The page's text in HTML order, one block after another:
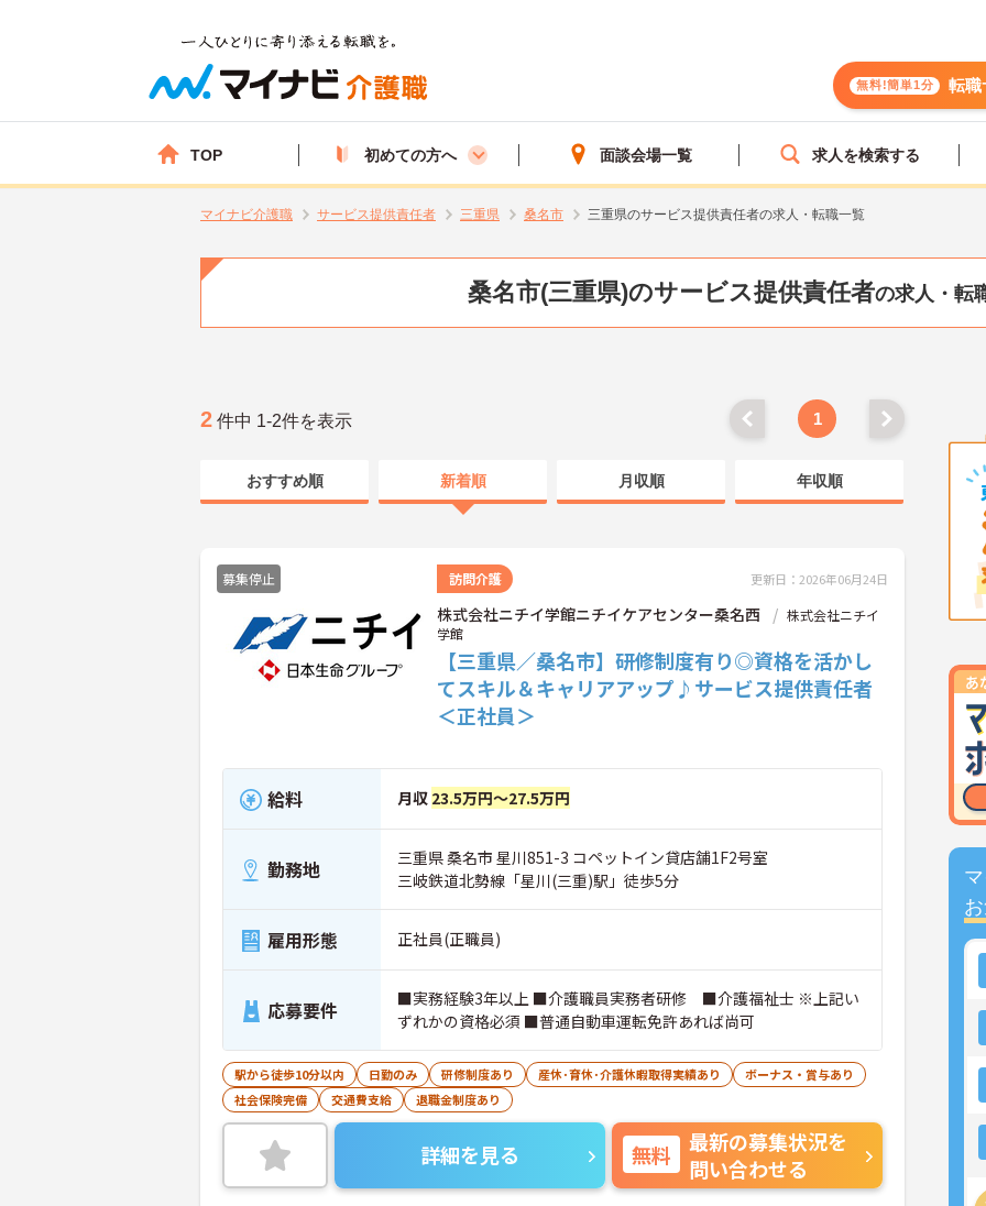
無料!簡単1分 転職
TOP 初めての方へ 面談会場一覧 求人を検索する
マイナビ介護職 サービス提供責任者 三重県 桑名市 三重県のサービス提供責任者の求人・転職一覧
桑名市(三重県)のサービス提供責任者の求人・転
2 件中 1-2件を表示 1
おすすめ順 新着順 月収順 年収順
募集停止 訪問介護 更新日：2026年06月24日
株式会社ニチイ学館ニチイケアセンター桑名西
株式会社ニチイ
学館
【三重県／桑名市】研修制度有り◎資格を活かし
てスキル＆キャリアアップ♪サービス提供責任者
＜正社員＞
給料 月収 23.5万円～27.5万円
勤務地
三重県 桑名市 星川851-3 コペットイン貸店舗1F2号室
三岐鉄道北勢線「星川(三重)駅」徒歩5分
雇用形態 正社員(正職員)
応募要件
■実務経験3年以上 ■介護職員実務者研修 ■介護福祉士 ※上記い
ずれかの資格必須 ■普通自動車運転免許あれば尚可
駅から徒歩10分以内 日勤のみ 研修制度あり 産休･育休･介護休暇取得実績あり
ボーナス・賞与あり
社会保険完備
交通費支給 退職金制度あり
詳細を見る 無料
最新の募集状況を
問い合わせる